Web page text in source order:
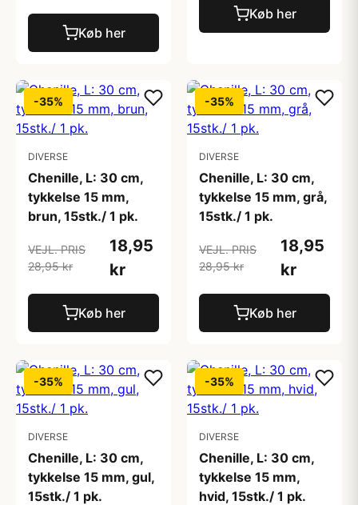
Køb her
Køb her
-35%
DIVERSE
Chenille, L: 30 cm,
tykkelse 15 mm,
brun, 15stk./ 1 pk.
VEJL. PRIS
28,95 kr
18,95
kr
Køb her
-35%
DIVERSE
Chenille, L: 30 cm,
tykkelse 15 mm, grå,
15stk./ 1 pk.
VEJL. PRIS
28,95 kr
18,95
kr
Køb her
-35%
DIVERSE
Chenille, L: 30 cm,
tykkelse 15 mm, gul,
15stk./ 1 pk.
-35%
DIVERSE
Chenille, L: 30 cm,
tykkelse 15 mm,
hvid, 15stk./ 1 pk.